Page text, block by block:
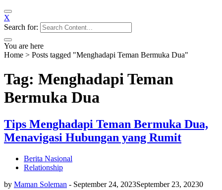
X
Search for:
You are here
Home > Posts tagged "Menghadapi Teman Bermuka Dua"
Tag: Menghadapi Teman
Bermuka Dua
Tips Menghadapi Teman Bermuka Dua,
Menavigasi Hubungan yang Rumit
Berita Nasional
Relationship
by Maman Soleman - September 24, 2023September 23, 20230